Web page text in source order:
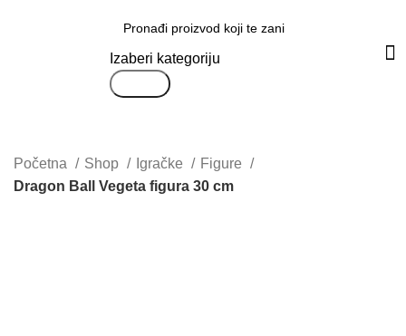
Izaberi kategoriju
Početna Shop Igračke
Figure
Dragon Ball Vegeta figura 30 cm